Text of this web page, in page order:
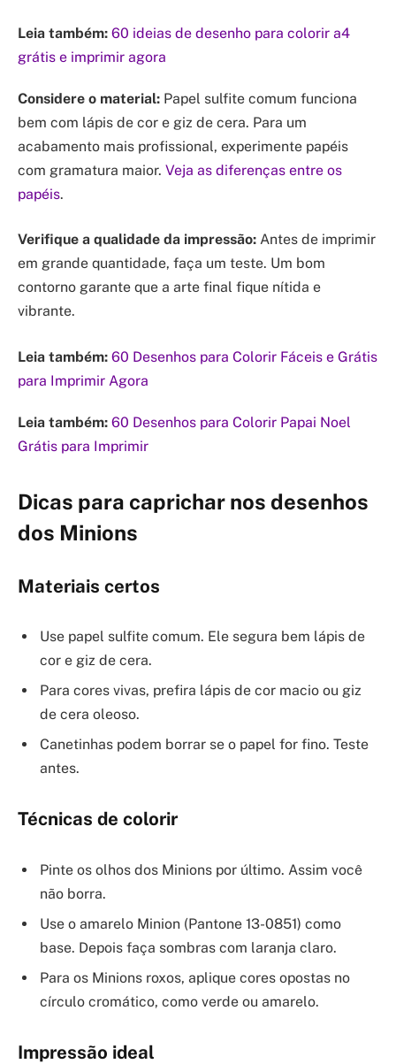
Leia também: 60 ideias de desenho para colorir a4
grátis e imprimir agora
Considere o material: Papel sulfite comum funciona
bem com lápis de cor e giz de cera. Para um
acabamento mais profissional, experimente papéis
com gramatura maior. Veja as diferenças entre os
papéis.
Verifique a qualidade da impressão: Antes de imprimir
em grande quantidade, faça um teste. Um bom
contorno garante que a arte final fique nítida e
vibrante.
Leia também: 60 Desenhos para Colorir Fáceis e Grátis
para Imprimir Agora
Leia também: 60 Desenhos para Colorir Papai Noel
Grátis para Imprimir
Dicas para caprichar nos desenhos
dos Minions
Materiais certos
Use papel sulfite comum. Ele segura bem lápis de
cor e giz de cera.
Para cores vivas, prefira lápis de cor macio ou giz
de cera oleoso.
Canetinhas podem borrar se o papel for fino. Teste
antes.
Técnicas de colorir
Pinte os olhos dos Minions por último. Assim você
não borra.
Use o amarelo Minion (Pantone 13-0851) como
base. Depois faça sombras com laranja claro.
Para os Minions roxos, aplique cores opostas no
círculo cromático, como verde ou amarelo.
Impressão ideal